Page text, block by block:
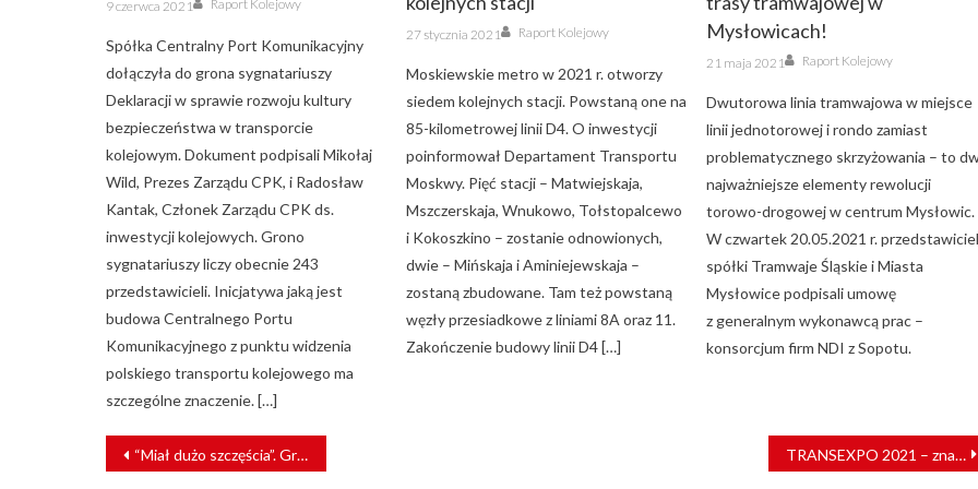
on
9 czerwca 2021 Raport Kolejowy
Spółka Centralny Port Komunikacyjny
dołączyła do grona sygnatariuszy
Deklaracji w sprawie rozwoju kultury
bezpieczeństwa w transporcie
kolejowym. Dokument podpisali Mikołaj
Wild, Prezes Zarządu CPK, i Radosław
Kantak, Członek Zarządu CPK ds.
inwestycji kolejowych. Grono
sygnatariuszy liczy obecnie 243
przedstawicieli. Inicjatywa jaką jest
budowa Centralnego Portu
Komunikacyjnego z punktu widzenia
polskiego transportu kolejowego ma
szczególne znaczenie. […]
Posted
on
27 stycznia 2021 Author
Raport Kolejowy
Moskiewskie metro w 2021 r. otworzy
siedem kolejnych stacji. Powstaną one na
85-kilometrowej linii D4. O inwestycji
poinformował Departament Transportu
Moskwy. Pięć stacji – Matwiejskaja,
Mszczerskaja, Wnukowo, Tołstopalcewo
i Kokoszkino – zostanie odnowionych,
dwie – Mińskaja i Aminiejewskaja –
zostaną zbudowane. Tam też powstaną
węzły przesiadkowe z liniami 8A oraz 11.
Zakończenie budowy linii D4 […]
Mysłowicach!
Posted
on
21 maja 2021 Author
Raport Kolejowy
Dwutorowa linia tramwajowa w miejsce
linii jednotorowej i rondo zamiast
problematycznego skrzyżowania – to
najważniejsze elementy rewolucji
torowo-drogowej w centrum Mysłowic.
W czwartek 20.05.2021 r.
spółki Tramwaje Śląskie i Miasta
Mysłowice podpisali umowę
z generalnym wykonawcą prac –
konsorcjum firm NDI z Sopotu.
NAWIGACJA
WPISU
“Miał dużo szczęścia”. Groźny wypadek na przejeździe kolejowym na Lubelszczyźnie TRANSEXPO 2021 – znamy premiery 15. edycji kieleckich targów!